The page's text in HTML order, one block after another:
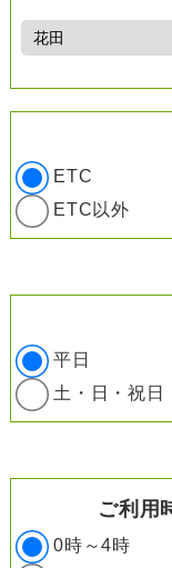
ETC
ETC以外
平日
土・日・祝日
ご利用
0時～4時